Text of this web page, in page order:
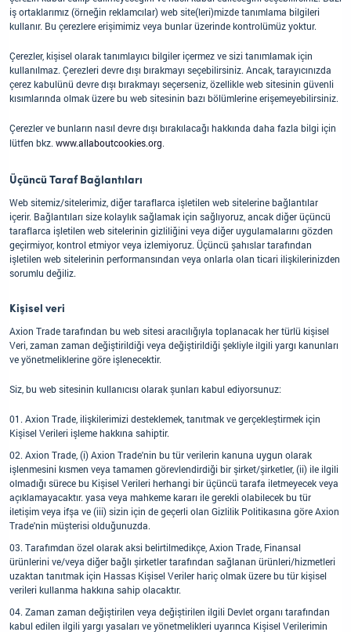
iş ortaklarımız (örneğin reklamcılar) web site(leri)mizde tanımlama bilgileri
kullanır. Bu çerezlere erişimimiz veya bunlar üzerinde kontrolümüz yoktur.
Çerezler, kişisel olarak tanımlayıcı bilgiler içermez ve sizi tanımlamak için
kullanılmaz. Çerezleri devre dışı bırakmayı seçebilirsiniz. Ancak, tarayıcınızda
çerez kabulünü devre dışı bırakmayı seçerseniz, özellikle web sitesinin güvenli
kısımlarında olmak üzere bu web sitesinin bazı bölümlerine erişemeyebilirsiniz.
Çerezler ve bunların nasıl devre dışı bırakılacağı hakkında daha fazla bilgi için
lütfen bkz. www.allaboutcookies.org.
Üçüncü Taraf Bağlantıları
Web sitemiz/sitelerimiz, diğer taraflarca işletilen web sitelerine bağlantılar
içerir. Bağlantıları size kolaylık sağlamak için sağlıyoruz, ancak diğer üçüncü
taraflarca işletilen web sitelerinin gizliliğini veya diğer uygulamalarını gözden
geçirmiyor, kontrol etmiyor veya izlemiyoruz. Üçüncü şahıslar tarafından
işletilen web sitelerinin performansından veya onlarla olan ticari ilişkilerinizden
sorumlu değiliz.
Kişisel veri
Axion Trade tarafından bu web sitesi aracılığıyla toplanacak her türlü kişisel
Veri, zaman zaman değiştirildiği veya değiştirildiği şekliyle ilgili yargı kanunları
ve yönetmeliklerine göre işlenecektir.
Siz, bu web sitesinin kullanıcısı olarak şunları kabul ediyorsunuz:
Axion Trade, ilişkilerimizi desteklemek, tanıtmak ve gerçekleştirmek için
Kişisel Verileri işleme hakkına sahiptir.
Axion Trade, (i) Axion Trade'nin bu tür verilerin kanuna uygun olarak
işlenmesini kısmen veya tamamen görevlendirdiği bir şirket/şirketler, (ii) ile ilgili
olmadığı sürece bu Kişisel Verileri herhangi bir üçüncü tarafa iletmeyecek veya
açıklamayacaktır. yasa veya mahkeme kararı ile gerekli olabilecek bu tür
iletişim veya ifşa ve (iii) sizin için de geçerli olan Gizlilik Politikasına göre Axion
Trade'nin müşterisi olduğunuzda.
Tarafımdan özel olarak aksi belirtilmedikçe, Axion Trade, Finansal
ürünlerini ve/veya diğer bağlı şirketler tarafından sağlanan ürünleri/hizmetleri
uzaktan tanıtmak için Hassas Kişisel Veriler hariç olmak üzere bu tür kişisel
verileri kullanma hakkına sahip olacaktır.
Zaman zaman değiştirilen veya değiştirilen ilgili Devlet organı tarafından
kabul edilen ilgili yargı yasaları ve yönetmelikleri uyarınca Kişisel Verilerimin